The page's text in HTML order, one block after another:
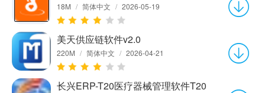
18M / 简体中文 / 2026-05-19
美天供应链软件v2.0
220M / 简体中文 / 2026-04-21
长兴ERP-T20医疗器械管理软件T20